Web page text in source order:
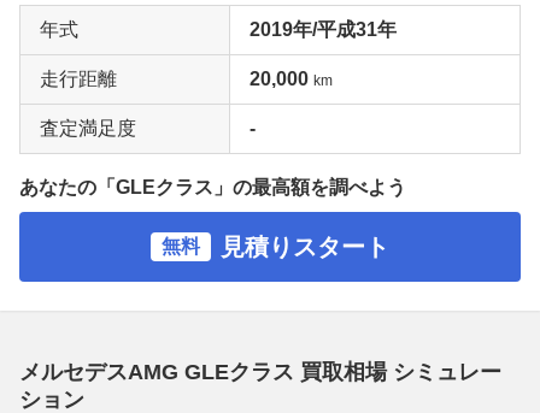
年式 2019年/平成31年
走行距離 20,000 km
査定満足度 -
あなたの「GLEクラス」の最高額を調べよう
無料 見積りスタート
メルセデスAMG GLEクラス 買取相場 シミュレー
ション